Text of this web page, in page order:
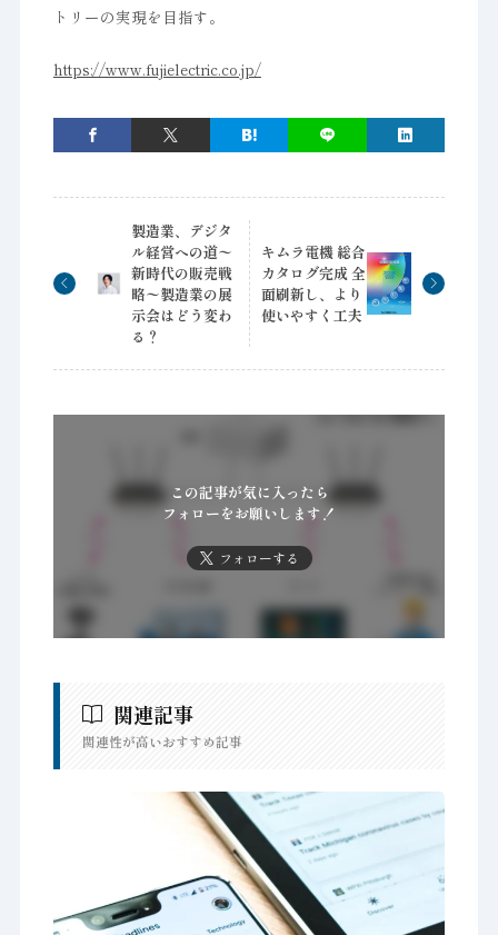
トリーの実現を目指す。
https://www.fujielectric.co.jp/
製造業、デジタ
ル経営への道〜
新時代の販売戦
略〜製造業の展
示会はどう変わ
る？
キムラ電機 総合
カタログ完成 全
面刷新し、より
使いやすく工夫
この記事が気に入ったら
フォローをお願いします！
フォローする
関連記事
関連性が高いおすすめ記事